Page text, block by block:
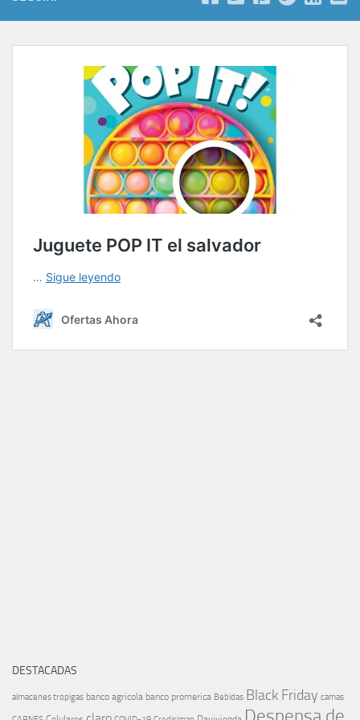
DESTACADAS
almacenes tropigas banco agricola banco promerica Bebidas Black Friday camas